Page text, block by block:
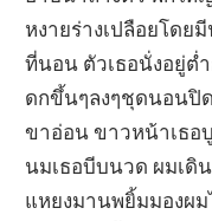
หงายร่างเปลือยโดย
ที่นอน ตัวเธอนั่งอยู่ต่
ดกขึ้นๆลงๆชุดนอนปิ
ขาอ่อน ขาวหน้าเธอ
นมเธอบีบนวด ผมเดิ
แหยงมานพยิ้มมองผ